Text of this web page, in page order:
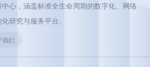
心，涵盖标准全生命周期的数字化、网络
研究与服务平台。
我们